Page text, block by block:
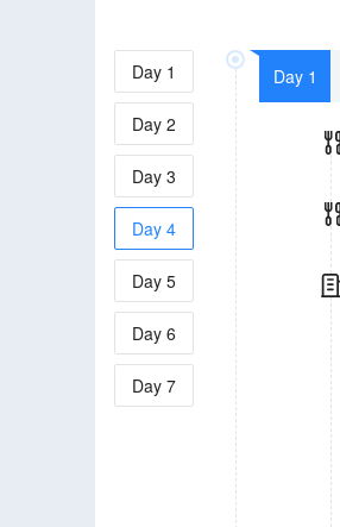
Day 1
Day 2
Day 3
Day 4
Day 5
Day 6
Day 7
Day 1